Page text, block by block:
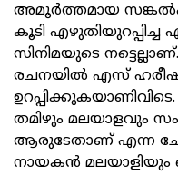
അമൂർത്തമായ
കൂടി എഴുതിയുറപ്പിച്ച
സിനിമയുടെ
രചനയിൽ എസ് ഹരീഷ്
ഉറപ്പിക്കുകയാണിവിടെ.
തമിഴും മലയാളവും
ആരുടേതാണ് എന്ന
നായകൻ മലയാളിയും